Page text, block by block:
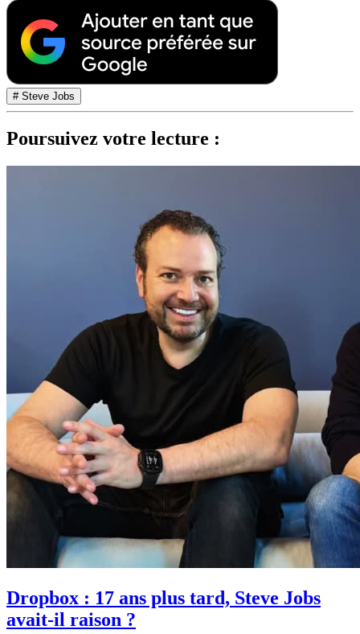
# Steve Jobs
Poursuivez votre lecture :
Dropbox : 17 ans plus tard, Steve Jobs
avait-il raison ?